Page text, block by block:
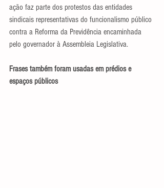
ação faz parte dos protestos das entidades
sindicais representativas do funcionalismo público
contra a Reforma da Previdência encaminhada
pelo governador à Assembleia Legislativa.
Frases também foram usadas em prédios e
espaços públicos